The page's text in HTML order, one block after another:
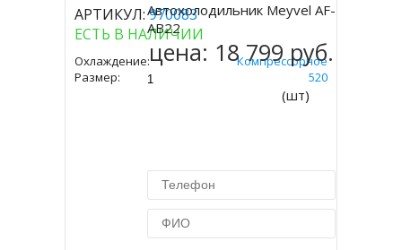
АРТИКУЛ:970083
ЕСТЬ В НАЛИЧИИ
Охлаждение:
Компрессорное
Размер:
310 Х 575 Х 520
Купить
Автохолодильник Meyvel AF-
AB22
цена: 18 799 руб.
(шт)